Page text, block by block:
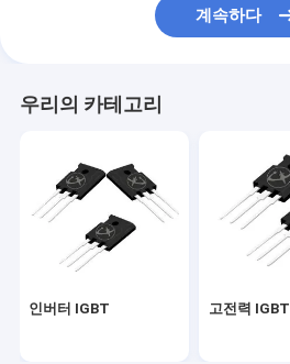
고전압 MOSFET
낮은 VF Schottky
고전력 반도체
실리콘 카바이드 MOSFET
실리콘 카비드 SBD
계속하다
우리의 카테고리
인버터 IGBT 고전력 IGBT